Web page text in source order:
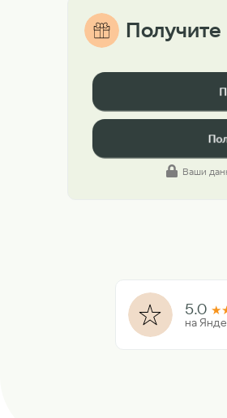
Получите
Ваши
5.0 ★
на